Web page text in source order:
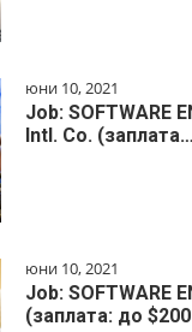
юни 10, 2021
Job: SOFTWARE
Intl. Co. (заплата…
юни 10, 2021
Job: SOFTWARE
(заплата: до